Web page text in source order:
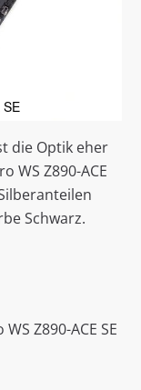
die Optik eher
WS Z890-ACE
Schwarz.
Z890-ACE SE